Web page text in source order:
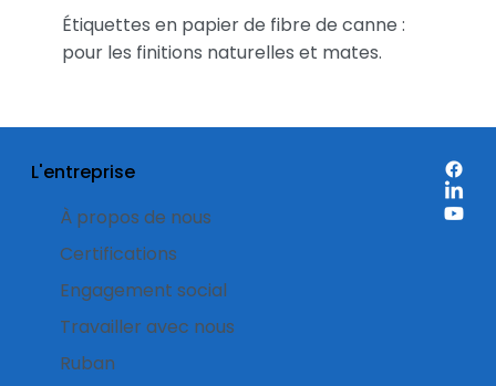
Étiquettes en papier de fibre de canne :
pour les finitions naturelles et mates.
L'entreprise
À propos de nous
Certifications
Engagement social
Travailler avec nous
Ruban